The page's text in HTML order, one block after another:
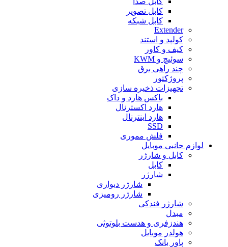
کابل تصویر
کابل شبکه
Extender
کولپد و استند
کیف و کاور
سوئیچ و KWM
چند راهی برق
پروژکتور
تجهیزات ذخیره سازی
باکس هارد و داک
هارد اکسترنال
هارد اینترنال
SSD
فلش مموری
لوازم جانبی موبایل
کابل و شارژر
کابل
شارژر
شارژر دیواری
شارژر رومیزی
شارژر فندکی
مبدل
هندزفری و هدست بلوتوثی
هولدر موبایل
پاور بانک